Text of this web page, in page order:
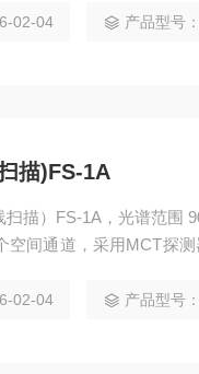
02-04 产品型号：
描)FS-1A
描）FS-1A，光谱范围
空间通道，采用MCT探
测等领域，拥有自主知识产
02-04 产品型号：